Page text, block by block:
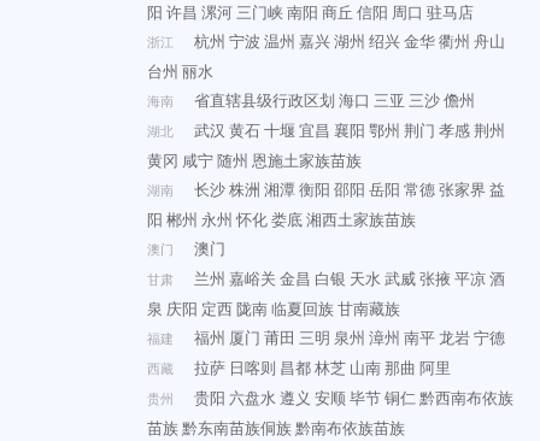
阳 许昌 漯河三门峡南阳 商丘 信阳 周口 驻马店
浙江 杭州 宁波 温州 嘉兴湖州 绍兴金华衢州 舟山
台州 丽水
海南 省直辖县级行政区划 海口 三亚 三沙儋州
湖北 武汉 黄石十堰 宜昌 襄阳 鄂州 荆门 孝感荆州
黄冈 咸宁随州 恩施土家族苗族
湖南 长沙株洲 湘潭衡阳 邵阳 岳阳 常德张家界 益
阳 郴州 永州 怀化娄底湘西土家族苗族
澳门 澳门
甘肃 兰州 嘉峪关 金昌 白银 天水武威张掖平凉酒
泉 庆阳 定西陇南临夏回族甘南藏族
福建 福州 厦门 莆田 三明 泉州 漳州 南平龙岩宁德
西藏 拉萨 日喀则 昌都林芝 山南那曲 阿里
贵州 贵阳 六盘水遵义 安顺毕节铜仁黔西南布依族
苗族黔东南苗族侗族黔南布依族苗族